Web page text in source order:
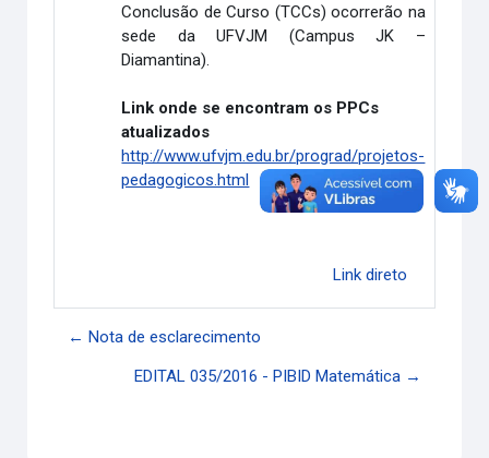
Conclusão de Curso (TCCs) ocorrerão na
sede da UFVJM (Campus JK –
Diamantina).
Link onde se encontram os PPCs
atualizados
http://www.ufvjm.edu.br/prograd/projetos-
pedagogicos.html
Link direto
← Nota de esclarecimento
EDITAL 035/2016 - PIBID Matemática →